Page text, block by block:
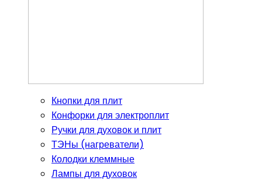
Кнопки для плит
Конфорки для электроплит
Ручки для духовок и плит
ТЭНы (нагреватели)
Колодки клеммные
Лампы для духовок